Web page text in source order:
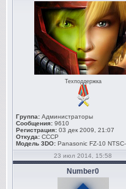
Техподдержка
Группа: Администраторы
Сообщения: 9610
Регистрация: 03 дек 2009, 21:07
Откуда: СССР
Модель 3DO: Panasonic FZ-10
23 июл 2014, 15:58
Number0